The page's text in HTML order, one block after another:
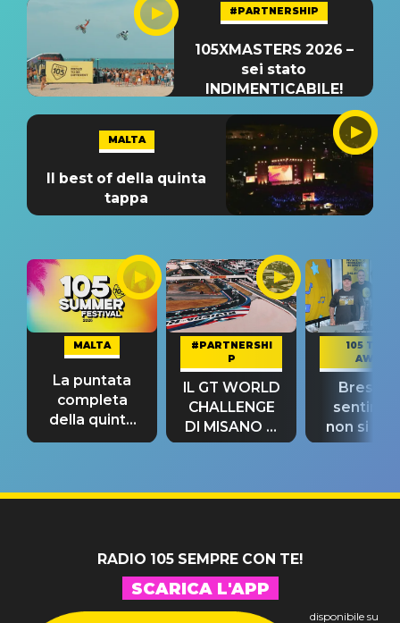
#PARTNERSHIP
105XMASTERS 2026 –
sei stato
INDIMENTICABILE!
MALTA
Il best of della quinta
tappa
MALTA
La puntata
completa
della quinta
tappa
#PARTNERSHI
P
IL GT WORLD
CHALLENGE
DI MISANO si
riconferma
105 TAKE
AWAY
Bresh:
non si
fino alla
RADIO 105 SEMPRE CON TE!
SCARICA L'APP
disponibile su